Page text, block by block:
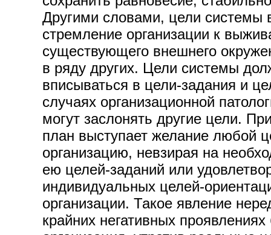
Другими словами, цели системы
стремление организации к
существующего внешнего
в ряду других. Цели системы
вписываться в цели-задания и
случаях организационной
могут заслонять другие цели.
план выступает желание любой
организацию, невзирая на
ею целей-заданий или
индивидуальных целей-
организации. Такое явление
крайних негативных